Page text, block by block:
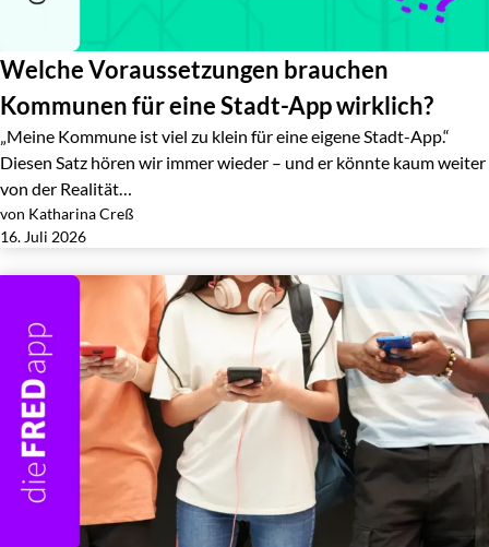
Welche Voraussetzungen brauchen
Kommunen für eine Stadt-App wirklich?
„Meine Kommune ist viel zu klein für eine eigene Stadt-App.“
Diesen Satz hören wir immer wieder – und er könnte kaum weiter
von der Realität…
von Katharina Creß
16. Juli 2026